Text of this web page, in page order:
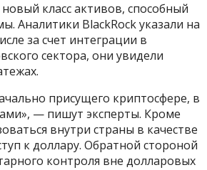
класс активов, способный
Аналитики BlackRock указали на
за счет интеграции в
сектора, они увидели
присущего криптосфере, в
— пишут эксперты. Кроме
внутри страны в качестве
к доллару. Обратной стороной
контроля вне долларовых